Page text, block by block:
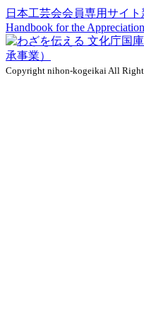
日本工芸会会員専用サイト
Handbook for the
Copyright nihon-kogeikai All Right